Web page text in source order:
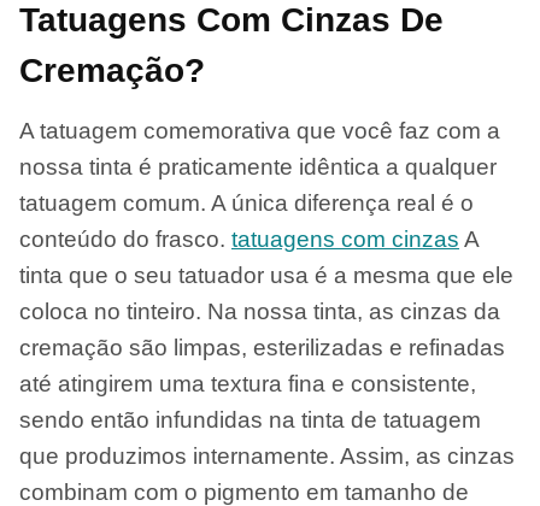
Tatuagens Com Cinzas De
Cremação?
A tatuagem comemorativa que você faz com a
nossa tinta é praticamente idêntica a qualquer
tatuagem comum. A única diferença real é o
conteúdo do frasco. tatuagens com cinzas A
tinta que o seu tatuador usa é a mesma que ele
coloca no tinteiro. Na nossa tinta, as cinzas da
cremação são limpas, esterilizadas e refinadas
até atingirem uma textura fina e consistente,
sendo então infundidas na tinta de tatuagem
que produzimos internamente. Assim, as cinzas
combinam com o pigmento em tamanho de